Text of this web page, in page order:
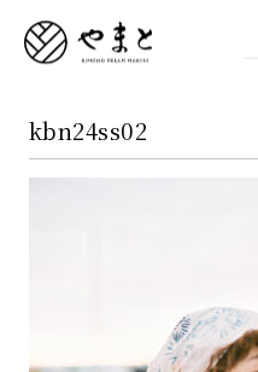
kbn24ss02